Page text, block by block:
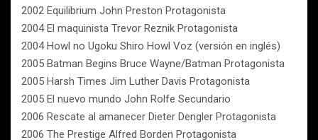
2002 Equilibrium John Preston Protagonista
2004 El maquinista Trevor Reznik Protagonista
2004 Howl no Ugoku Shiro Howl Voz (versión en inglés)
2005 Batman Begins Bruce Wayne/Batman Protagonista
2005 Harsh Times Jim Luther Davis Protagonista
2005 El nuevo mundo John Rolfe Secundario
2006 Rescate al amanecer Dieter Dengler Protagonista
2006 The Prestige Alfred Borden Protagonista